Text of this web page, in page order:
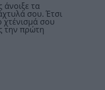
τα
σου. Έτσι
χτένισμά σου
την πρώτη